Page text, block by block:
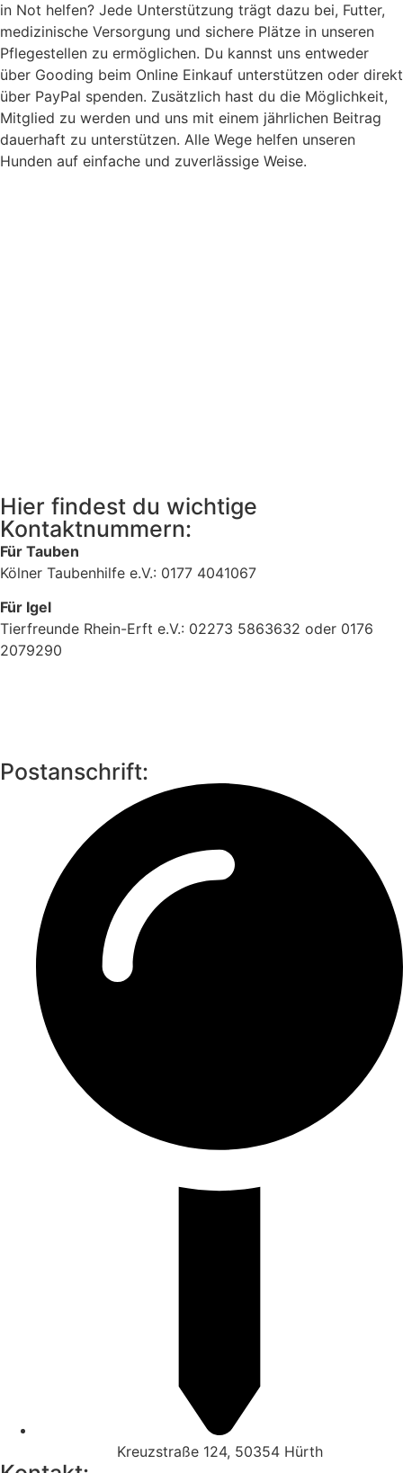
in Not helfen? Jede Unterstützung trägt dazu bei, Futter,
medizinische Versorgung und sichere Plätze in unseren
Pflegestellen zu ermöglichen. Du kannst uns entweder
über Gooding beim Online Einkauf unterstützen oder direkt
über PayPal spenden. Zusätzlich hast du die Möglichkeit,
Mitglied zu werden und uns mit einem jährlichen Beitrag
dauerhaft zu unterstützen. Alle Wege helfen unseren
Hunden auf einfache und zuverlässige Weise.
Hier findest du wichtige
Kontaktnummern:
Für Tauben
Kölner Taubenhilfe e.V.: 0177 4041067
Für Igel
Tierfreunde Rhein-Erft e.V.: 02273 5863632 oder 0176
2079290
Postanschrift:
Kreuzstraße 124, 50354 Hürth